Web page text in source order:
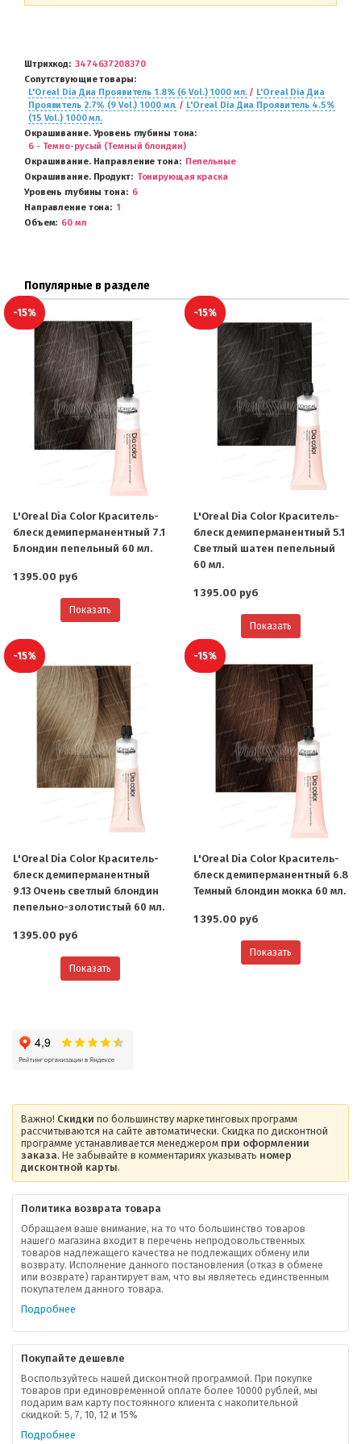
Штрихкод
3474637208370
Сопутствующие товары
L'Oreal Dia Диа Проявитель 1.8% (6 Vol.) 1000 мл./ L'Oreal Dia Диа
Проявитель 2.7% (9 Vol.) 1000 мл. / L'Oreal Dia Диа Проявитель 4.5%
(15 Vol.) 1000 мл.
Окрашивание. Уровень глубины тона
6 - Темно-русый (Темный блондин)
Окрашивание. Направление тона
Пепельные
Окрашивание. Продукт
Тонирующая краска
Уровень глубины тона
6
Направление тона
1
Объем
60 мл
Популярные в разделе
-15%
L'Oreal Dia Color Краситель-
блеск демиперманентный 7.1
Блондин пепельный 60 мл.
1 395.00 руб
Показать
-15%
L'Oreal Dia Color Краситель-
блеск демиперманентный 5.1
Светлый шатен пепельный
60 мл.
1 395.00 руб
Показать
-15%
L'Oreal Dia Color Краситель-
блеск демиперманентный
9.13 Очень светлый блондин
пепельно-золотистый 60 мл.
1 395.00 руб
Показать
-15%
L'Oreal Dia Color Краситель-
блеск демиперманентный 6.8
Темный блондин мокка 60 мл.
1 395.00 руб
Показать
Важно! Скидки по большинству маркетинговых программ
рассчитываются на сайте автоматически. Скидка по дисконтной
программе устанавливается менеджером при оформлении
заказа. Не забывайте в комментариях указывать номер
дисконтной карты.
Политика возврата товара
Обращаем ваше внимание, на то что большинство товаров
нашего магазина входит в перечень непродовольственных
товаров надлежащего качества не подлежащих обмену или
возврату. Исполнение данного постановления (отказ в обмене
или возврате) гарантирует вам, что вы являетесь единственным
покупателем данного товара.
Подробнее
Покупайте дешевле
Воспользуйтесь нашей дисконтной программой. При покупке
товаров при единовременной оплате более 10000 рублей, мы
подарим вам карту постоянного клиента с накопительной
скидкой: 5, 7, 10, 12 и 15%
Подробнее
О компании
Ваша скидка
Контактная информация
В помощь покупателю
Форма обратной связи